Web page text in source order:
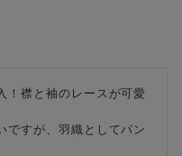
！襟と袖のレースが可愛
ですが、羽織としてパン